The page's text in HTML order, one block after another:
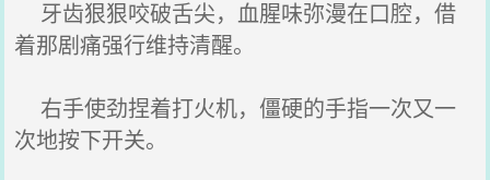
牙齿狠狠咬破舌尖，血腥味弥漫在口腔，借
着那剧痛强行维持清醒。
右手使劲捏着打火机，僵硬的手指一次又一
次地按下开关。